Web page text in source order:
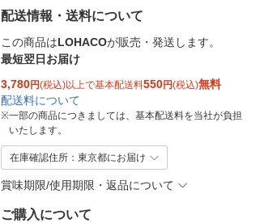
配送情報・送料について
この商品はLOHACOが販売・発送します。
最短翌日お届け
3,780円(税込)以上で基本配送料550円(税込)無料
配送料について
※一部の商品につきましては、基本配送料を当社が負担
いたします。
在庫確認住所：東京都にお届け
賞味期限/使用期限・返品について
ご購入について